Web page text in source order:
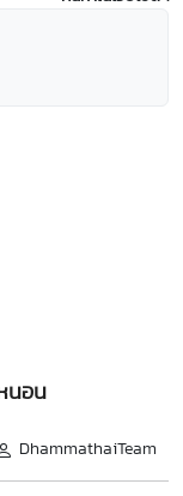
นอน
DhammathaiTeam